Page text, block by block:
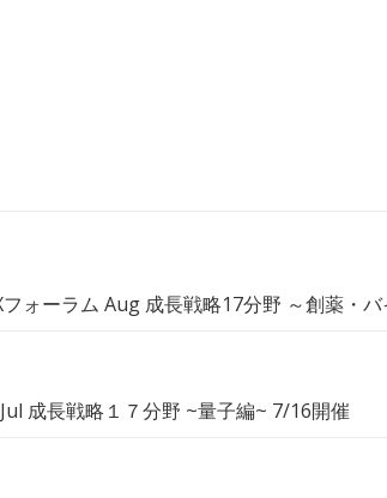
ォーラム Aug 成長戦略17分野 ～創薬・
成長戦略１７分野 ~量子編~ 7/16開催